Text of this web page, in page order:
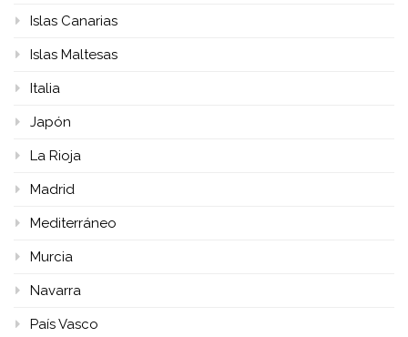
Islas Canarias
Islas Maltesas
Italia
Japón
La Rioja
Madrid
Mediterráneo
Murcia
Navarra
País Vasco